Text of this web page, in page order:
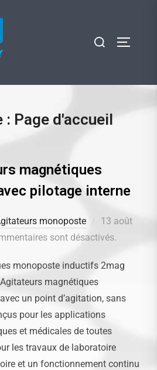
Rechercher :
: Page d'accueil
magnétiques
pilotage interne
monoposte
Publié
le
13 août
sont désactivés.
monoposte inductifs 2mag
magnétiques
un point d’agitation, sans
pour les applications
et médicales de toutes
les travaux de laboratoire
et un fonctionnement continu